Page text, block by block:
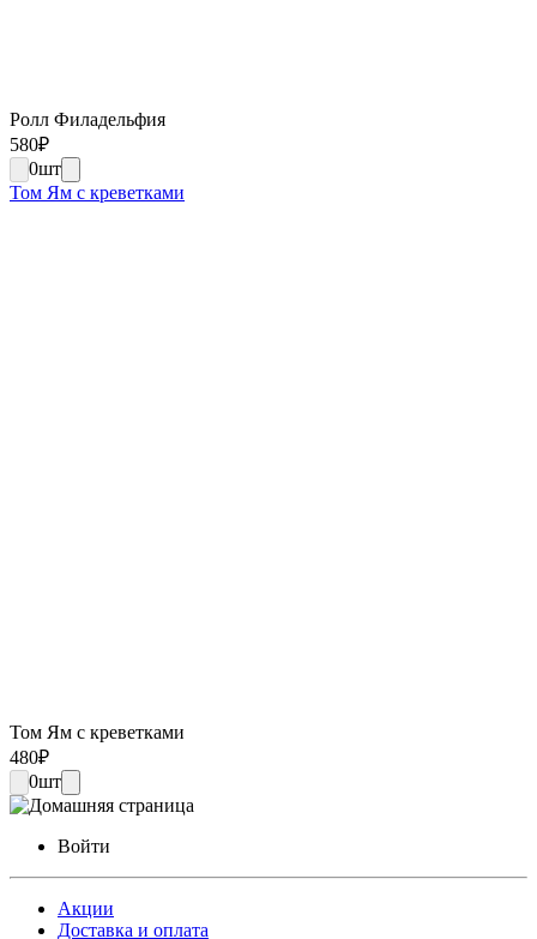
Ролл Филадельфия
580₽
0шт
Том Ям с креветками
Том Ям с креветками
480₽
0шт
Войти
Акции
Доставка и оплата